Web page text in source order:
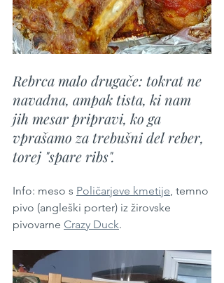
Rebrca malo drugače: tokrat ne
navadna, ampak tista, ki nam
jih mesar pripravi, ko ga
vprašamo za trebušni del reber,
torej "spare ribs".
Info: meso s Poličarjeve kmetije, temno
pivo (angleški porter) iz žirovske
pivovarne Crazy Duck.